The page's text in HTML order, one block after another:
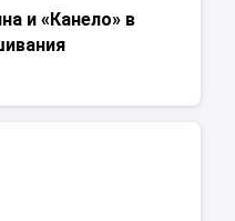
и «Канело» в